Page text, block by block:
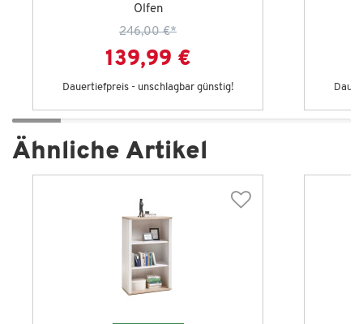
Olfen
246,00 €*
139,99 €
Dauertiefpreis - unschlagbar günstig!
Ähnliche Artikel